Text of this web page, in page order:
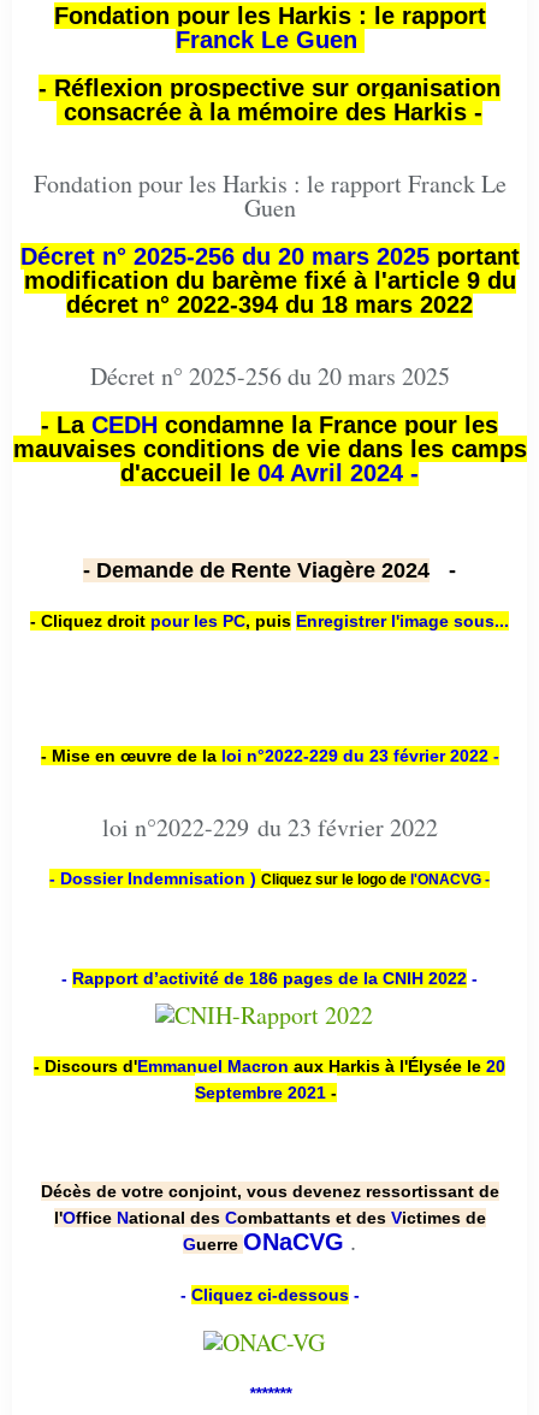
Fondation pour les Harkis : le rapport
Franck Le Guen
- Réflexion prospective sur organisation
consacrée à la mémoire des Harkis -
Fondation pour les Harkis : le rapport Franck Le
Guen
Décret n° 2025-256 du 20 mars 2025portant
modification du barème fixé à l'article 9 du
décret n° 2022-394 du 18 mars 2022
Décret n° 2025-256 du 20 mars 2025
- La CEDH condamne la France pour les
mauvaises conditions de vie dans les camps
d'accueil le 04 Avril 2024 -
- Demande de Rente Viagère 2024 -
- Cliquez droit pour les PC, puis Enregistrer l'image sous...
- Mise en œuvre de la loi n°2022-229 du 23 février 2022 -
loi n°2022-229 du 23 février 2022
- Dossier Indemnisation ) Cliquez sur le logo de l'ONACVG -
- Rapport d’activité de 186 pages de la CNIH 2022 -
- Discours d'Emmanuel Macron aux Harkis à l'Élysée le 20
Septembre 2021 -
Décès de votre conjoint, vous devenez ressortissant de
l'Office National des Combattants et des Victimes de
Guerre ONaCVG .
- Cliquez ci-dessous-
*******